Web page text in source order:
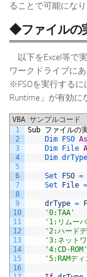
ることで可能になり
◆ファイルの
以下をExcel等で
ワークドライブに
※FSOを実行するに
Runtime」が有効に
VBA サンプルコード
1
2
3
4
5
6
7
8
9
10
11
12
13
14
15
16
Sub ファイルの
Dim
FSO As
Dim
File
Dim drType
Set FSO =
Set
File =
drType =
'0:TAA'
'1:リムー
'2:ハード
'3:ネット
'4:CD-ROM'
'5:RAMデ